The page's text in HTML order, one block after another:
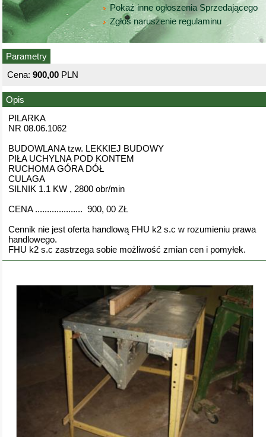
Pokaż inne ogłoszenia Sprzedającego
Zgłoś naruszenie regulaminu
Parametry
Cena: 900,00 PLN
Opis
PILARKA
NR 08.06.1062
BUDOWLANA tzw. LEKKIEJ BUDOWY
PIŁA UCHYLNA POD KONTEM
RUCHOMA GÓRA DÓŁ
CULAGA
SILNIK 1.1 KW , 2800 obr/min
CENA .................... 900, 00 ZŁ
Cennik nie jest oferta handlową FHU k2 s.c w rozumieniu prawa
handlowego.
FHU k2 s.c zastrzega sobie możliwość zmian cen i pomyłek.